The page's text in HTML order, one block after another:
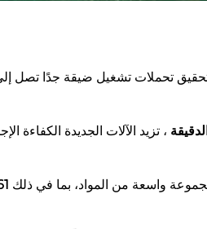
تحقيق تحملات تشغيل ضيقة جدًا تصل
، تزيد الآلات الجديدة الكفاءة
6061